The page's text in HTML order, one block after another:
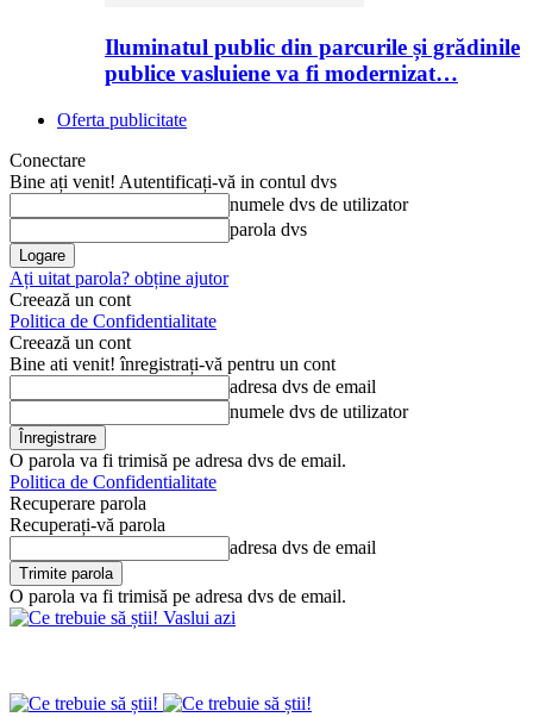
Iluminatul public din parcurile și grădinile
publice vasluiene va fi modernizat…
Oferta publicitate
Conectare
Bine ați venit! Autentificați-vă in contul dvs
numele dvs de utilizator
parola dvs
Ați uitat parola? obține ajutor
Creează un cont
Politica de Confidentialitate
Creează un cont
Bine ati venit! înregistrați-vă pentru un cont
adresa dvs de email
numele dvs de utilizator
O parola va fi trimisă pe adresa dvs de email.
Politica de Confidentialitate
Recuperare parola
Recuperați-vă parola
adresa dvs de email
O parola va fi trimisă pe adresa dvs de email.
Vaslui azi